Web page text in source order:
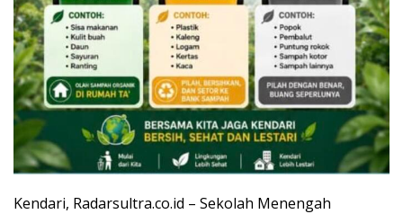
Kendari, Radarsultra.co.id – Sekolah Menengah